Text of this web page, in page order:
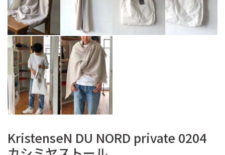
KristenseN DU NORD private 0204